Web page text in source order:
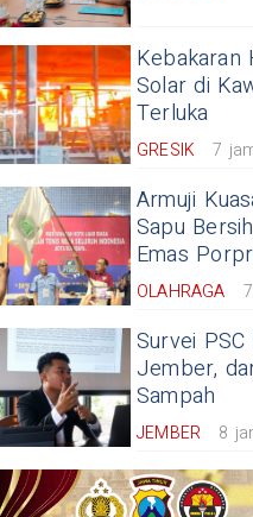
Kebakaran
Solar di
Terluka
GRESIK 7
Armuji
Sapu
Emas
OLAHRAGA
Survei
Jember,
Sampah
JEMBER 8